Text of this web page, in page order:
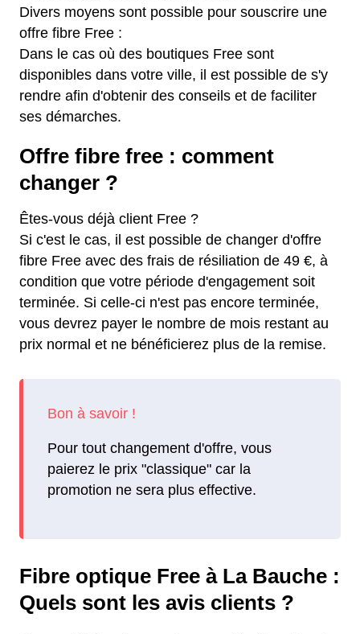
Divers moyens sont possible pour souscrire une
offre fibre Free :
Dans le cas où des boutiques Free sont
disponibles dans votre ville, il est possible de s'y
rendre afin d'obtenir des conseils et de faciliter
ses démarches.
Offre fibre free : comment
changer ?
Êtes-vous déjà client Free ?
Si c'est le cas, il est possible de changer d'offre
fibre Free avec des frais de résiliation de 49 €, à
condition que votre période d'engagement soit
terminée. Si celle-ci n'est pas encore terminée,
vous devrez payer le nombre de mois restant au
prix normal et ne bénéficierez plus de la remise.
Pour tout changement d'offre, vous
paierez le prix "classique" car la
promotion ne sera plus effective.
Fibre optique Free à La Bauche :
Quels sont les avis clients ?